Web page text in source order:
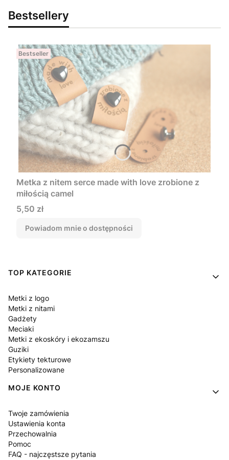
Bestsellery
Bestseller
Metka z nitem serce made with love zrobione z
miłością camel
Cena
5,50 zł
Powiadom mnie o dostępności
Linki w stopce
TOP KATEGORIE
Metki z logo
Metki z nitami
Gadżety
Meciaki
Metki z ekoskóry i ekozamszu
Guziki
Etykiety tekturowe
Personalizowane
MOJE KONTO
Twoje zamówienia
Ustawienia konta
Przechowalnia
Pomoc
FAQ - najczęstsze pytania